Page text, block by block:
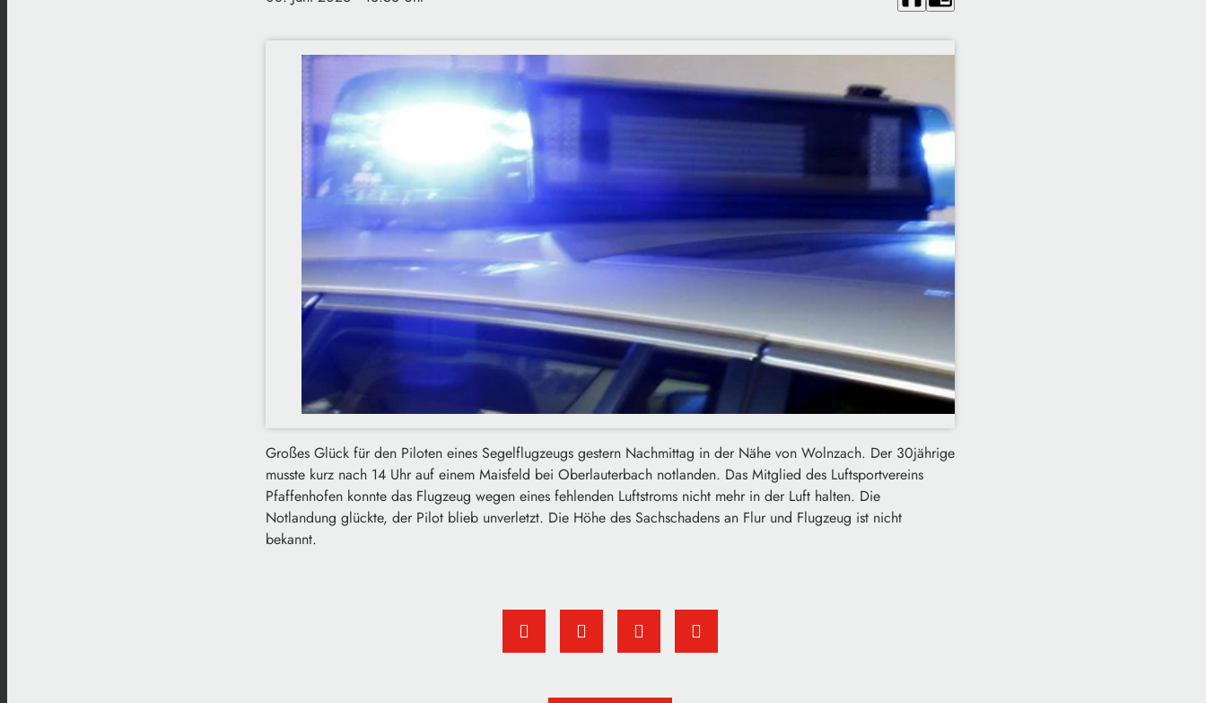
Großes Glück für den Piloten eines Segelflugzeugs gestern Nachmittag in der Nähe von Wolnzach. Der 30jährige
musste kurz nach 14 Uhr auf einem Maisfeld bei Oberlauterbach notlanden. Das Mitglied des Luftsportvereins
Pfaffenhofen konnte das Flugzeug wegen eines fehlenden Luftstroms nicht mehr in der Luft halten. Die
Notlandung glückte, der Pilot blieb unverletzt. Die Höhe des Sachschadens an Flur und Flugzeug ist nicht
bekannt.